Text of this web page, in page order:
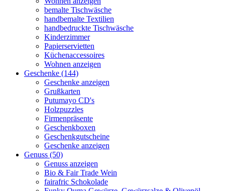
bemalte Tischwäsche
handbemalte Textilien
handbedruckte Tischwäsche
Kinderzimmer
Papierservietten
Küchenaccessoires
Wohnen anzeigen
Geschenke (144)
Geschenke anzeigen
Grußkarten
Putumayo CD's
Holzpuzzles
Firmenpräsente
Geschenkboxen
Geschenkgutscheine
Geschenke anzeigen
Genuss (50)
Genuss anzeigen
Bio & Fair Trade Wein
fairafric Schokolade